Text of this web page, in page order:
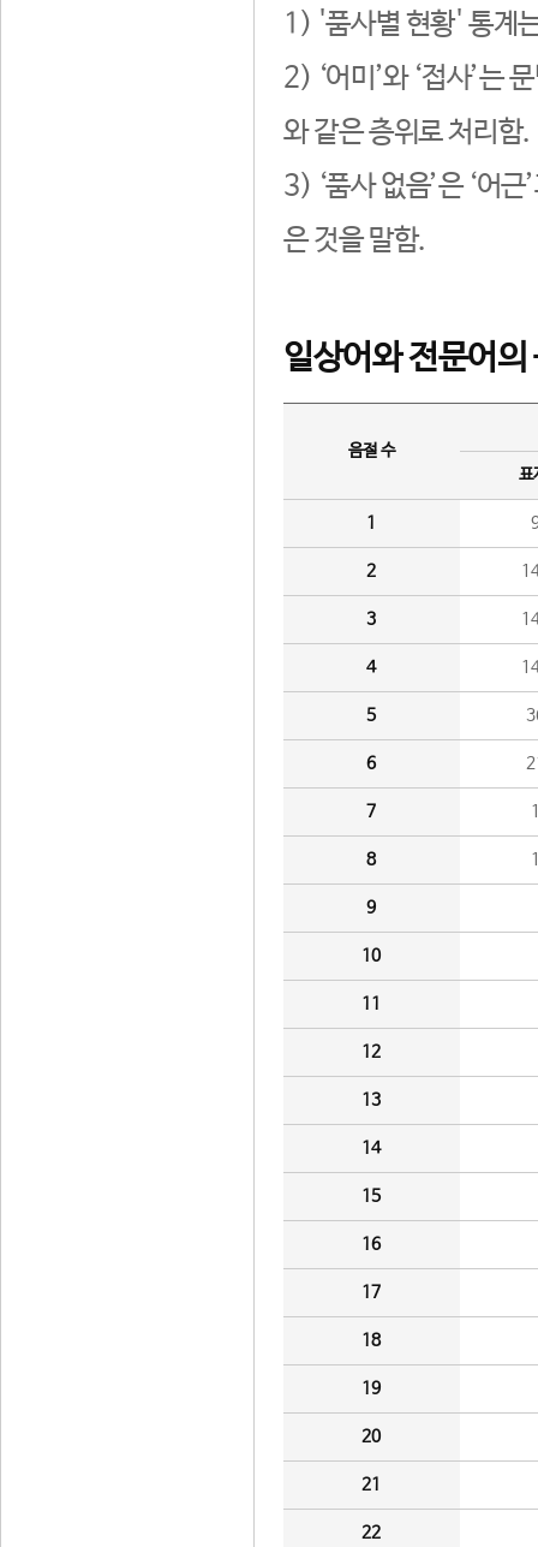
1) '품사별 현황' 통계
2) ‘어미’와 ‘접사’는
와 같은 층위로 처리함.
3) ‘품사 없음’은 ‘어
은 것을 말함.
일상어와 전문어의
음절 수
표
1
2
3
4
5
6
7
8
9
10
11
12
13
14
15
16
17
18
19
20
21
22